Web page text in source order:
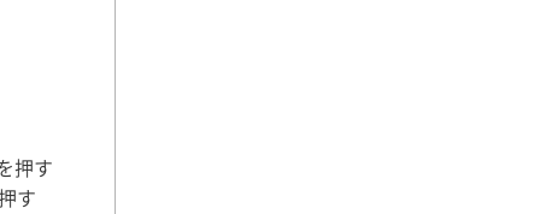
押す
す